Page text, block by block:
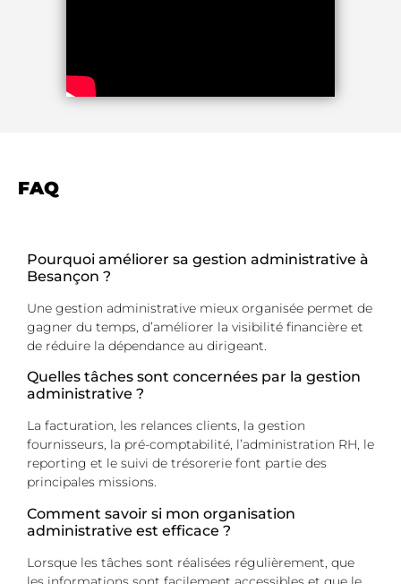
FAQ
Pourquoi améliorer sa gestion administrative à
Besançon ?
Une gestion administrative mieux organisée permet de
gagner du temps, d’améliorer la visibilité financière et
de réduire la dépendance au dirigeant.
Quelles tâches sont concernées par la gestion
administrative ?
La facturation, les relances clients, la gestion
fournisseurs, la pré-comptabilité, l’administration RH, le
reporting et le suivi de trésorerie font partie des
principales missions.
Comment savoir si mon organisation
administrative est efficace ?
Lorsque les tâches sont réalisées régulièrement, que